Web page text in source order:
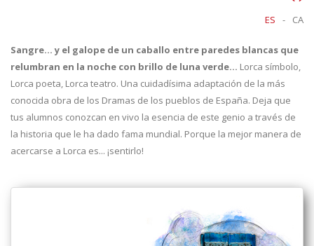
CA
-
ES
Sangre... y el galope de un caballo entre paredes blancas que
relumbran en la noche con brillo de luna verde… Lorca símbolo,
Lorca poeta, Lorca teatro. Una cuidadísima adaptación de la más
conocida obra de los Dramas de los pueblos de España. Deja que
tus alumnos conozcan en vivo la esencia de este genio a través de
la historia que le ha dado fama mundial. Porque la mejor manera de
acercarse a Lorca es... ¡sentirlo!